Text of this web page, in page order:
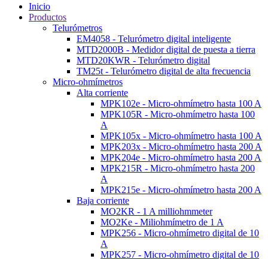
Inicio
Productos
Telurómetros
EM4058 - Telurómetro digital inteligente
MTD2000B - Medidor digital de puesta a tierra
MTD20KWR - Telurómetro digital
TM25t - Telurómetro digital de alta frecuencia
Micro-ohmímetros
Alta corriente
MPK102e - Micro-ohmímetro hasta 100 A
MPK105R - Micro-ohmímetro hasta 100
A
MPK105x - Micro-ohmímetro hasta 100 A
MPK203x - Micro-ohmímetro hasta 200 A
MPK204e - Micro-ohmímetro hasta 200 A
MPK215R - Micro-ohmímetro hasta 200
A
MPK215e - Micro-ohmímetro hasta 200 A
Baja corriente
MO2KR - 1 A milliohmmeter
MO2Ke - Miliohmímetro de 1 A
MPK256 - Micro-ohmímetro digital de 10
A
MPK257 - Micro-ohmímetro digital de 10